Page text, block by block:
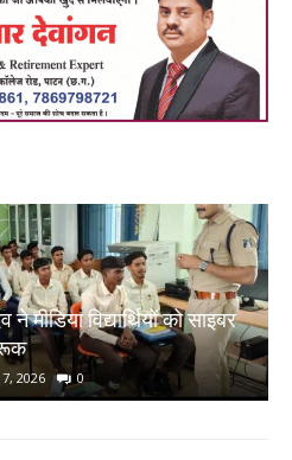
मीडिया विद्यार्थियों को साइबर
2026 0